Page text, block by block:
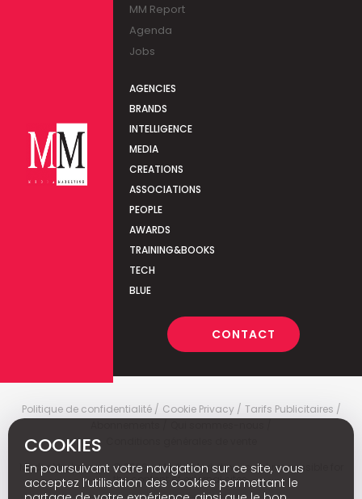
MM Report
Agenda
Jobs
AGENCIES
BRANDS
INTELLIGENCE
MEDIA
CREATIONS
ASSOCIATIONS
PEOPLE
AWARDS
TRAINING&BOOKS
TECH
BLUE
CONTACT
Politique de confidentialité Cookie Privacy
Tarifs Publicitaires
Media Marketingc © 2026 - Media Marketing is not responsible for
the content of external sites.
COOKIES
En poursuivant votre navigation sur ce site, vous
acceptez l’utilisation des cookies permettant le